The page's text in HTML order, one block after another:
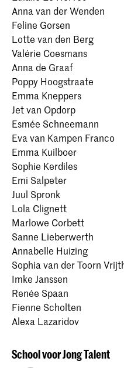
Anna van der Wenden
Feline Gorsen
Lotte van den Berg
Valérie Coesmans
Anna de Graaf
Poppy Hoogstraate
Emma Kneppers
Jet van Opdorp
Esmée Schneemann
Eva van Kampen Franco
Emma Kuilboer
Sophie Kerdiles
Emi Salpeter
Juul Spronk
Lola Clignett
Marlowe Corbett
Sanne Lieberwerth
Annabelle Huizing
Sophia van der Toorn
Imke Janssen
Renée Spaan
Fienne Scholten
Alexa Lazaridov
School voor Jong Talent